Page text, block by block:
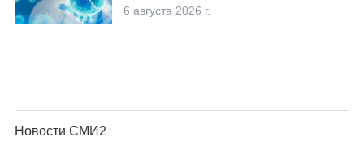
6 августа 2026 г.